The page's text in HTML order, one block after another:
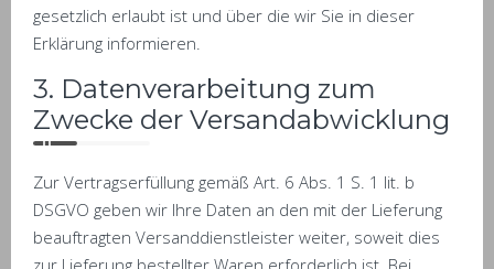
gesetzlich erlaubt ist und über die wir Sie in dieser
Erklärung informieren.
3. Datenverarbeitung zum
Zwecke der Versandabwicklung
Zur Vertragserfüllung gemäß Art. 6 Abs. 1 S. 1 lit. b
DSGVO geben wir Ihre Daten an den mit der Lieferung
beauftragten Versanddienstleister weiter, soweit dies
zur Lieferung bestellter Waren erforderlich ist. Bei